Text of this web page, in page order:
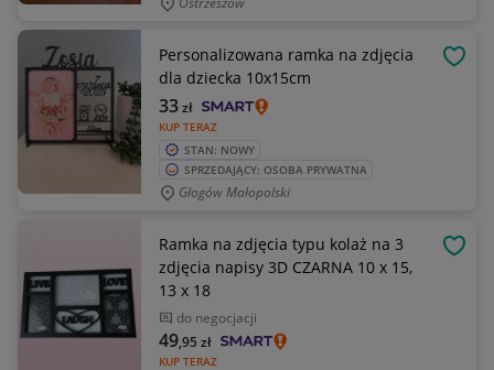
Personalizowana ramka na zdjęcia
dla dziecka 10x15cm
KUP TERAZ
33zł
STAN: NOWY
SPRZEDAJĄCY: OSOBA PRYWATNA
Głogów Małopolski
Ramka na zdjęcia typu kolaż na 3
zdjęcia napisy 3D CZARNA 10 x 15,
13 x 18
do negocjacji
KUP TERAZ
49,95 zł